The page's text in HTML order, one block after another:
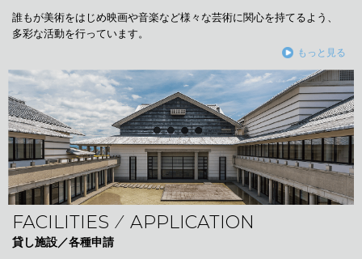
誰もが美術をはじめ映画や音楽など様々な芸術に関心を持てるよう、
多彩な活動を行っています。
もっと見る
FACILITIES ⁄ APPLICATION
貸し施設／各種申請